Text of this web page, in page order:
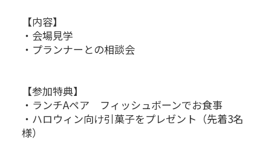
【内容】
・会場見学
・プランナーとの相談会
【参加特典】
・ランチAペア フィッシュボーンでお食事
・ハロウィン向け引菓子をプレゼント（先着3名
様）